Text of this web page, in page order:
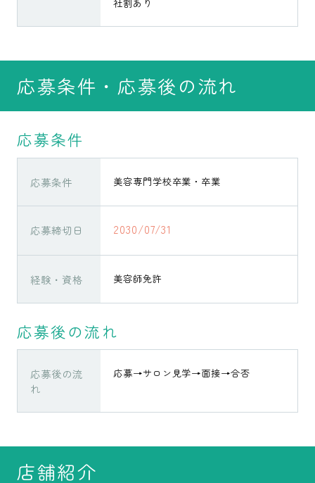
社割あり
応募条件・応募後の流れ
応募条件
応募条件 美容専門学校卒業・卒業
応募締切日 2030/07/31
経験・資格 美容師免許
応募後の流れ
応募後の流
れ
応募→サロン見学→面接→合否
店舗紹介